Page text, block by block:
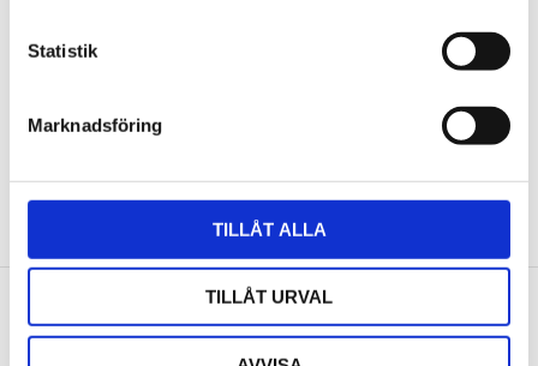
Statistik
Marknadsföring
TILLÅT ALLA
TILLÅT URVAL
NYHETSBREV
Anmäl dig till vårt nyhetsbrev och ta del av de
senaste nyheterna!